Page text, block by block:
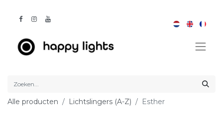
Alle producten Lichtslingers (A-Z) Esther